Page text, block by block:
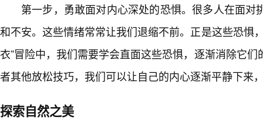
第一步，勇敢面对内心深处的恐惧。很多人在面对
和不安。这些情绪常常让我们退缩不前。正是这些恐惧
衣”冒险中，我们需要学会直面这些恐惧，逐渐消除它
者其他放松技巧，我们可以让自己的内心逐渐平静下来
探索自然之美